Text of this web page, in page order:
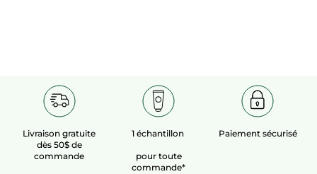
Livraison gratuite
dès 50$ de
commande
1 échantillon
pour toute
commande*
Paiement sécurisé